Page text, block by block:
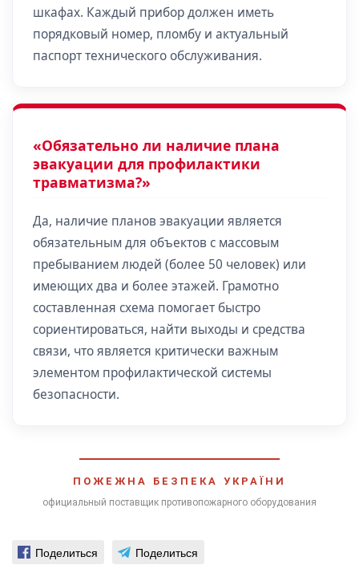
шкафах. Каждый прибор должен иметь
порядковый номер, пломбу и актуальный
паспорт технического обслуживания.
«Обязательно ли наличие плана
эвакуации для профилактики
травматизма?»
Да, наличие планов эвакуации является
обязательным для объектов с массовым
пребыванием людей (более 50 человек) или
имеющих два и более этажей. Грамотно
составленная схема помогает быстро
сориентироваться, найти выходы и средства
связи, что является критически важным
элементом профилактической системы
безопасности.
ПОЖЕЖНА БЕЗПЕКА УКРАЇНИ
официальный поставщик противопожарного оборудования
Поделиться Поделиться